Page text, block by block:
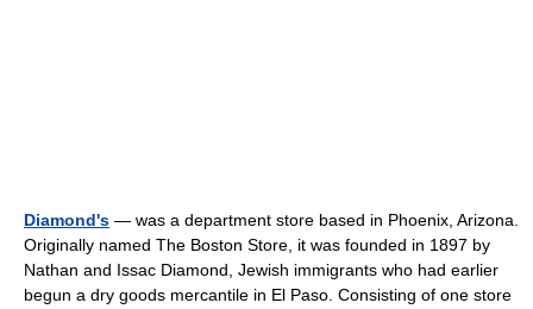
Diamond's — was a department store based in Phoenix, Arizona.
Originally named The Boston Store, it was founded in 1897 by
Nathan and Issac Diamond, Jewish immigrants who had earlier
begun a dry goods mercantile in El Paso. Consisting of one store